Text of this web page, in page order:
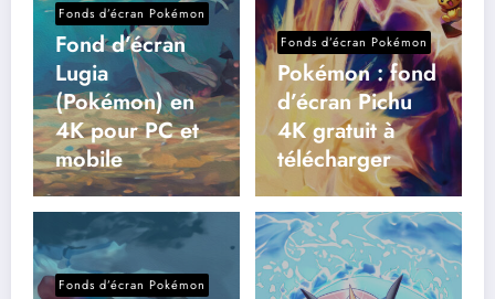
Fonds d’écran Pokémon
Fond d’écran
Lugia
(Pokémon) en
4K pour PC et
mobile
Fonds d’écran Pokémon
Pokémon : fond
d’écran Pichu
4K gratuit à
télécharger
Fonds d’écran Pokémon